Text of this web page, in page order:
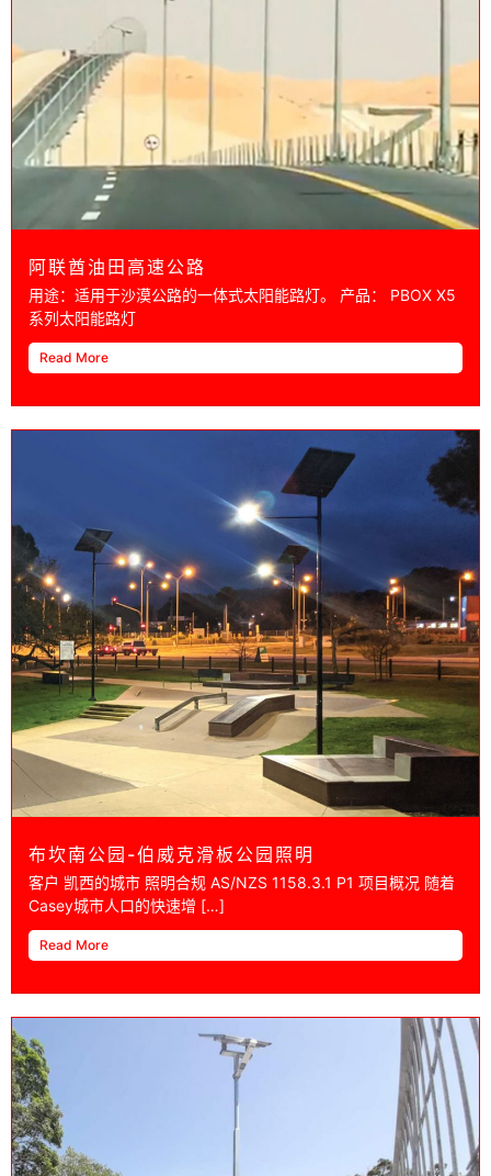
阿联酋油田高速公路
用途：适用于沙漠公路的一体式太阳能路灯。 产品： PBOX X5
系列太阳能路灯
Read More
布坎南公园-伯威克滑板公园照明
客户 凯西的城市 照​​明合规 AS/NZS 1158.3.1 P1 项目概况 随着
Casey城市人口的快速增 […]
Read More